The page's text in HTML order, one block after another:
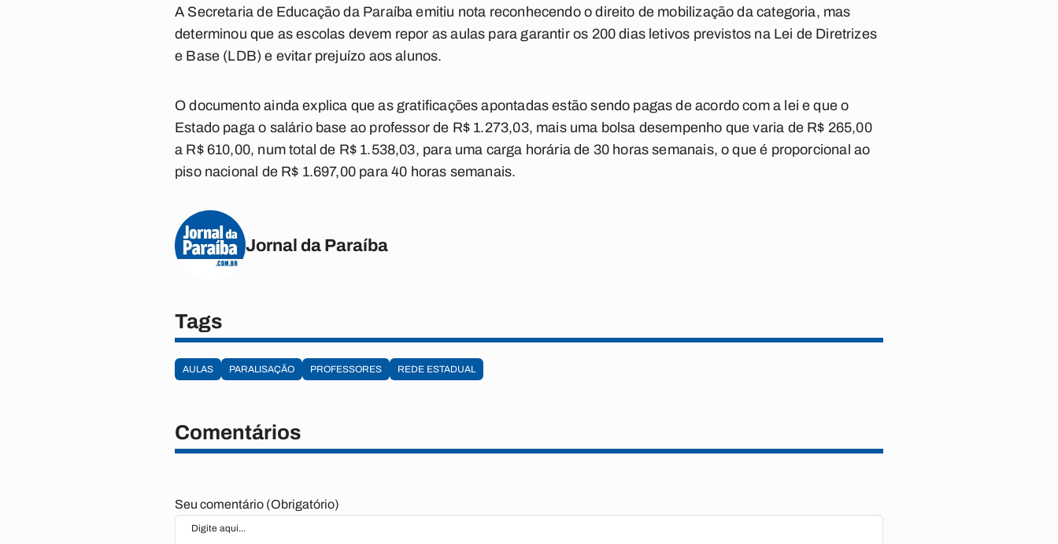
A Secretaria de Educação da Paraíba emitiu nota reconhecendo o direito de mobilização da categoria, mas
determinou que as escolas devem repor as aulas para garantir os 200 dias letivos previstos na Lei de Diretrizes
e Base (LDB) e evitar prejuízo aos alunos.
O documento ainda explica que as gratificações apontadas estão sendo pagas de acordo com a lei e que o
Estado paga o salário base ao professor de R$ 1.273,03, mais uma bolsa desempenho que varia de R$ 265,00
a R$ 610,00, num total de R$ 1.538,03, para uma carga horária de 30 horas semanais, o que é proporcional ao
piso nacional de R$ 1.697,00 para 40 horas semanais.
Jornal da Paraíba
Tags
AULAS PARALISAÇÃO PROFESSORES REDE ESTADUAL
Comentários
Seu comentário (Obrigatório)